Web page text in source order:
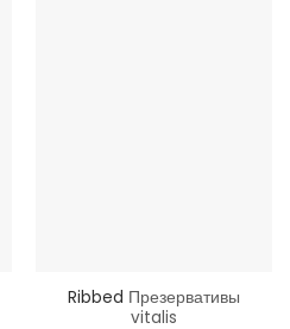
Ribbed Презервативы
vitalis